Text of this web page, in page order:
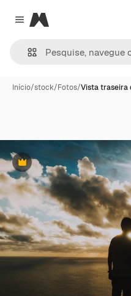
Close menu
Magnific
Início/stock/Fotos/Vista traseira
Premium